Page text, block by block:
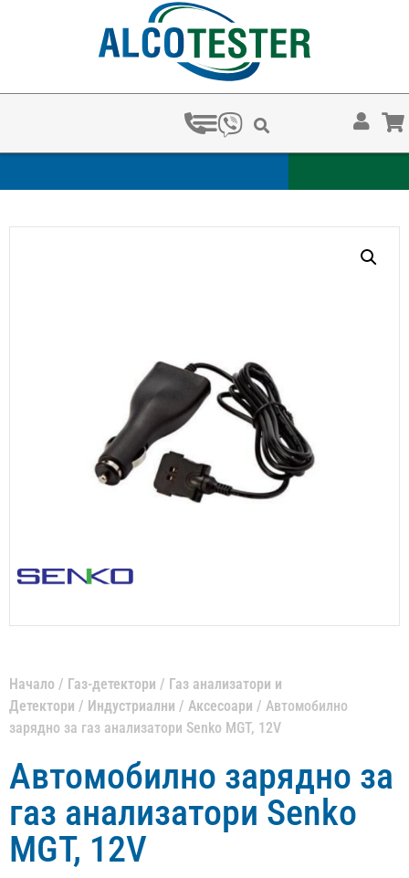
Начало / Газ-детектори / Газ анализатори и
Детектори / Индустриални / Аксесоари / Автомобилно
зарядно за газ анализатори Senko MGT, 12V
Автомобилно зарядно за
газ анализатори Senko
MGT, 12V